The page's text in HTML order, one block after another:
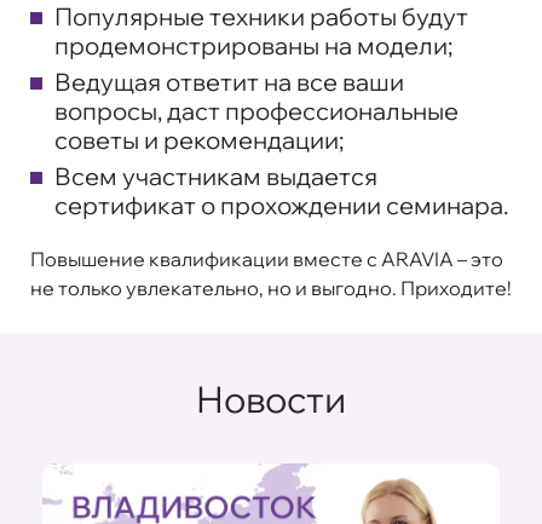
Популярные техники работы будут
продемонстрированы на модели;
Ведущая ответит на все ваши
вопросы, даст профессиональные
советы и рекомендации;
Всем участникам выдается
сертификат о прохождении семинара.
Повышение квалификации вместе с ARAVIA – это
не только увлекательно, но и выгодно. Приходите!
Новости